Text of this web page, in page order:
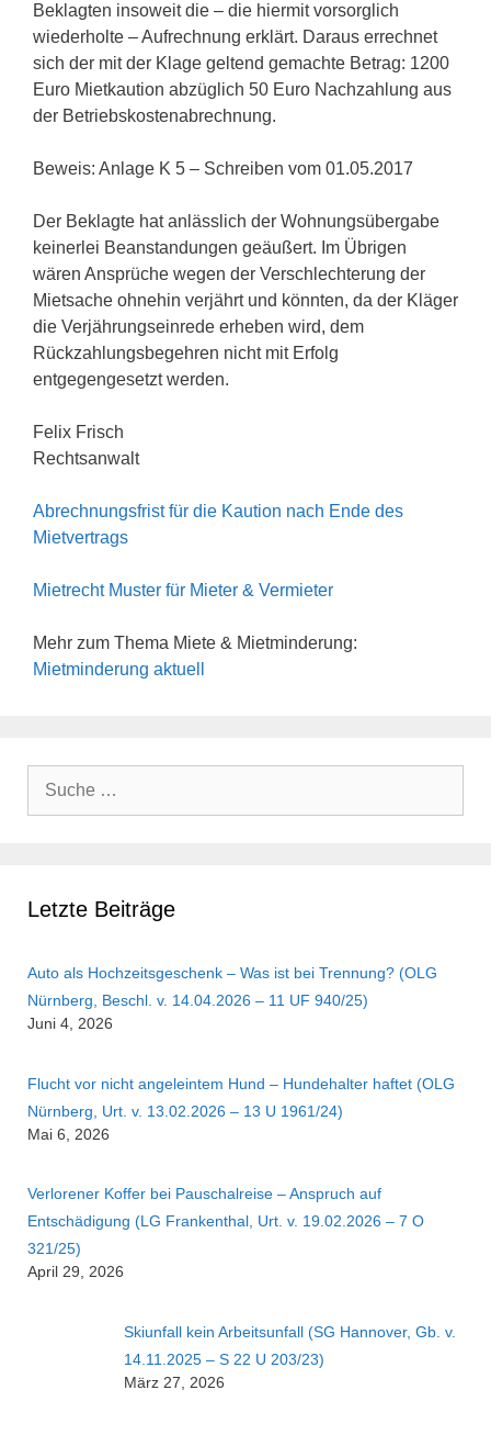
Beklagten insoweit die – die hiermit vorsorglich
wiederholte – Aufrechnung erklärt. Daraus errechnet
sich der mit der Klage geltend gemachte Betrag: 1200
Euro Mietkaution abzüglich 50 Euro Nachzahlung aus
der Betriebskostenabrechnung.
Beweis: Anlage K 5 – Schreiben vom 01.05.2017
Der Beklagte hat anlässlich der Wohnungsübergabe
keinerlei Beanstandungen geäußert. Im Übrigen
wären Ansprüche wegen der Verschlechterung der
Mietsache ohnehin verjährt und könnten, da der Kläger
die Verjährungseinrede erheben wird, dem
Rückzahlungsbegehren nicht mit Erfolg
entgegengesetzt werden.
Felix Frisch
Rechtsanwalt
Abrechnungsfrist für die Kaution nach Ende des
Mietvertrags
Mietrecht Muster für Mieter & Vermieter
Mehr zum Thema Miete & Mietminderung:
Mietminderung aktuell
Suche
Letzte Beiträge
Auto als Hochzeitsgeschenk – Was ist bei Trennung? (OLG
Nürnberg, Beschl. v. 14.04.2026 – 11 UF 940/25)
Juni 4, 2026
Flucht vor nicht angeleintem Hund – Hundehalter haftet (OLG
Nürnberg, Urt. v. 13.02.2026 – 13 U 1961/24)
Mai 6, 2026
Verlorener Koffer bei Pauschalreise – Anspruch auf
Entschädigung (LG Frankenthal, Urt. v. 19.02.2026 – 7 O
321/25)
April 29, 2026
Skiunfall kein Arbeitsunfall (SG Hannover, Gb. v.
14.11.2025 – S 22 U 203/23)
März 27, 2026